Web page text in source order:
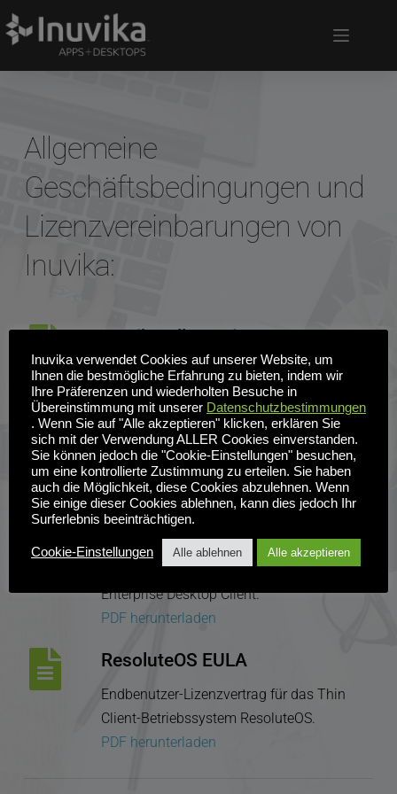
Allgemeine
Geschäftsbedingungen und
Lizenzvereinbarungen von
Inuvika:
Inuvika Allgemeine
Geschäftsbedingungen
Allgemeine Geschäftsbedingungen für
Inuvika-Abonnementverträge und -
Supportvereinbarungen.
PDF herunterladen
Inuvika Enterprise Desktop
Client EULA
Endbenutzer-Lizenzvertrag für den OVD
Enterprise Desktop Client.
PDF herunterladen
ResoluteOS EULA
Endbenutzer-Lizenzvertrag für das Thin
Client-Betriebssystem ResoluteOS.
PDF herunterladen
Inuvika verwendet Cookies auf unserer Website, um
Ihnen die bestmögliche Erfahrung zu bieten, indem wir
Ihre Präferenzen und wiederholten Besuche in
Übereinstimmung mit unserer Datenschutzbestimmungen
. Wenn Sie auf "Alle akzeptieren" klicken, erklären Sie
sich mit der Verwendung ALLER Cookies einverstanden.
Sie können jedoch die "Cookie-Einstellungen" besuchen,
um eine kontrollierte Zustimmung zu erteilen. Sie haben
auch die Möglichkeit, diese Cookies abzulehnen. Wenn
Sie einige dieser Cookies ablehnen, kann dies jedoch Ihr
Surferlebnis beeinträchtigen.
Cookie-Einstellungen Alle ablehnen Alle akzeptieren